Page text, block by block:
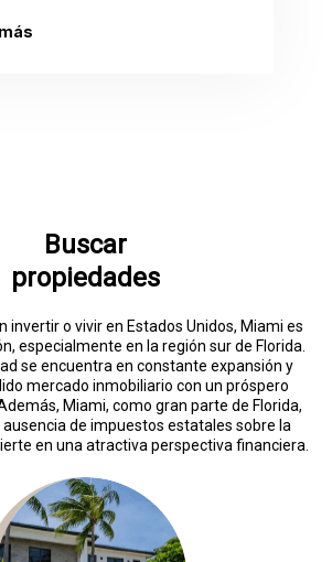
Buscar
propiedades
invertir o vivir en Estados Unidos, Miami es
especialmente en la región sur de Florida.
se encuentra en constante expansión y
mercado inmobiliario con un próspero
Miami, como gran parte de Florida,
de impuestos estatales sobre la
en una atractiva perspectiva financiera.